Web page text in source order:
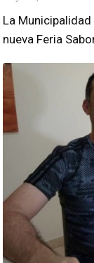
La
nueva Feria